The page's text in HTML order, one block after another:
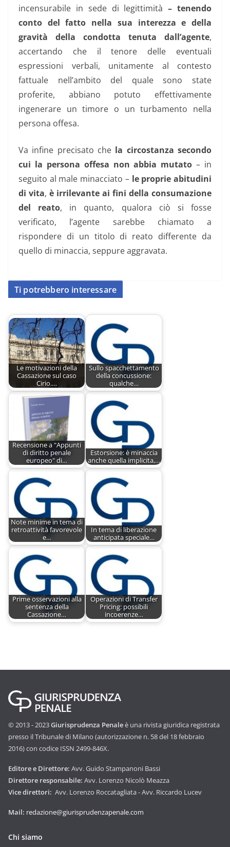
incensurabile in sede di legittimità– tenendo
conto del fatto nella sua interezza e della
gravità della condotta tenuta dall’agente,
accertando che il tenore delle eventuali
espressioni verbali, unitamente al contesto
fattuale nell’ambito del quale sono state
proferite, abbiano potuto effettivamente
ingenerare un timore o un turbamento nella
persona offesa.
Va infine precisato che la circostanza secondo
cui la persona offesa non abbia mutato – in
seguito al male minacciato – le proprie abitudini
di vita, è irrilevante ai fini della consumazione
del reato, in quanto, qualora ciò si fosse
verificato, l’agente sarebbe chiamato a
rispondere di un titolo di reato differente da
quello di minaccia, seppure aggravata.
Ti potrebbero interessare
Le motivazioni della
Cassazione sul caso
Cirio.…
Sullo spacchettamento
della concussione:
qualche…
Recensione a "Appunti
di diritto penale
europeo" di…
Estorsione: è minaccia
anche quella implicita,…
Note minime in tema di
retroattività favorevole
e…
In tema di liberazione
anticipata speciale…
Prime osservazioni alla
sentenza della
Cassazione…
Operazioni di Transfer
Pricing: possibili
incoerenze…
© 2013 - 2023Giurisprudenza Penaleè una rivista giuridica registrata
presso il Tribunale di Milano (autorizzazione n. 58 del 18 febbraio
2016) con codice ISSN 2499-846X.
Editore e Direttore: Avv. Guido Stampanoni Bassi
Direttore responsabile: Avv. Lorenzo Nicolò Meazza
Vice direttori: Avv. Lorenzo Roccatagliata - Avv. Riccardo Lucev
Mail: redazione@giurisprudenzapenale.com
Chi siamo